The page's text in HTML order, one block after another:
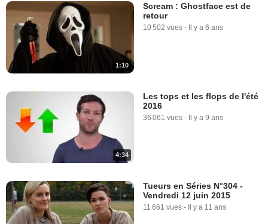
1:10
Scream : Ghostface est de
retour
10 502 vues - Il y a 6 ans
4:34
Les tops et les flops de l'été
2016
36 061 vues - Il y a 9 ans
Tueurs en Séries N°304 -
Vendredi 12 juin 2015
11 661 vues - Il y a 11 ans